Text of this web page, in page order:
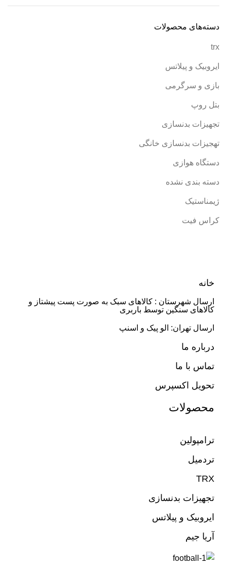
دسته‌های محصولات
trx
ایروبیک و پیلاتس
بازی و سرگرمی
بتل روپ
تجهیزات بدنسازی
تهجیزات بدنسازی خانگی
دستگاه هوازی
دسته بندی نشده
ژیمناستیک
کراس فیت
خانه
ارسال شهرستان : کالاهای سبک به صورت پست پیشتاز و
کالاهای سنگین توسط باربری
ارسال تهران: الو پیک و اسنپ
درباره ما
تماس با ما
تحویل اکسپرس
محصولات
ترامپولین
تردمیل
TRX
تجهیزات بدنسازی
ایروبیک و پیلاتس
آریا جیم